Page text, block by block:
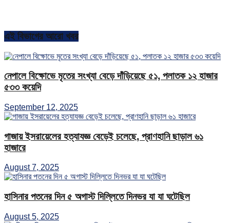
এই বিভাগের আরো খবর
নেপালে বিক্ষোভে মৃতের সংখ্যা বেড়ে দাঁড়িয়েছে ৫১, পলাতক ১২ হাজার
৫৩৩ কয়েদি
September 12, 2025
গাজায় ইসরায়েলের হত্যাযজ্ঞ বেড়েই চলেছে, প্রাণহানি ছাড়াল ৬১
হাজারে
August 7, 2025
হাসিনার পতনের দিন ৫ অগাস্ট দিল্লিতে দিনভর যা যা ঘটেছিল
August 5, 2025